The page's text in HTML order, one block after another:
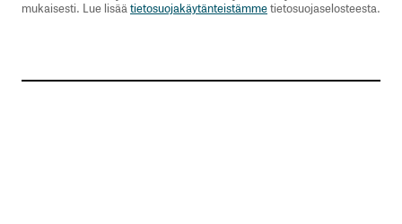
mukaisesti. Lue lisää tietosuojakäytänteistämmetietosuojaselosteesta.